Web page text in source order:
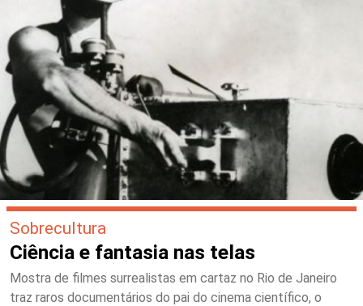
Sobrecultura
Ciência e fantasia nas telas
Mostra de filmes surrealistas em cartaz no Rio de Janeiro
traz raros documentários do pai do cinema científico, o